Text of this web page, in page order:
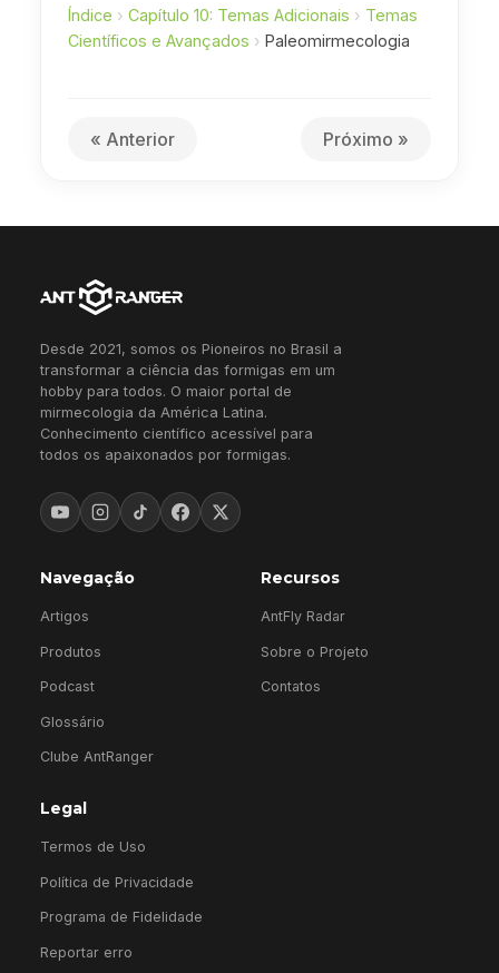
Índice › Capítulo 10: Temas Adicionais › Temas
Científicos e Avançados › Paleomirmecologia
« Anterior Próximo »
Desde 2021, somos os Pioneiros no Brasil a
transformar a ciência das formigas em um
hobby para todos. O maior portal de
mirmecologia da América Latina.
Conhecimento científico acessível para
todos os apaixonados por formigas.
Navegação
Artigos
Produtos
Podcast
Glossário
Clube AntRanger
Recursos
AntFly Radar
Sobre o Projeto
Contatos
Legal
Termos de Uso
Política de Privacidade
Programa de Fidelidade
Reportar erro